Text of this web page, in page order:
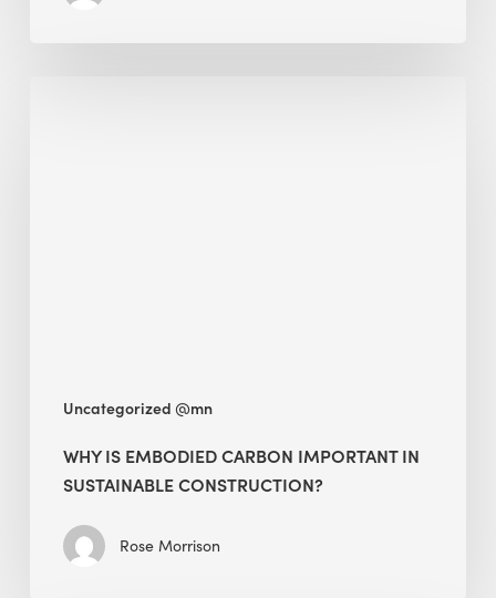
Uncategorized @mn
WHY IS EMBODIED CARBON IMPORTANT IN
SUSTAINABLE CONSTRUCTION?
Rose Morrison